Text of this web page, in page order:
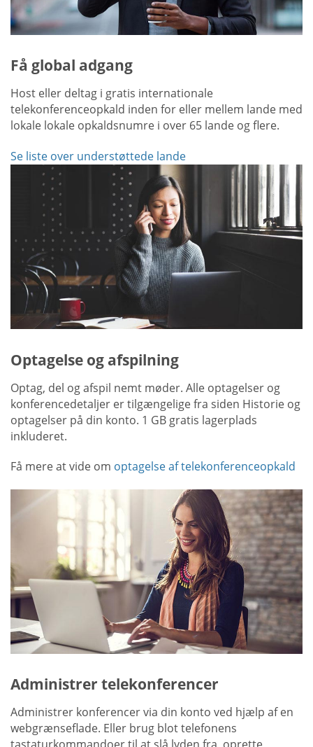
Få global adgang
Host eller deltag i gratis internationale
telekonferenceopkald inden for eller mellem lande med
lokale lokale opkaldsnumre i over 65 lande og flere.
Se liste over understøttede lande
Optagelse og afspilning
Optag, del og afspil nemt møder. Alle optagelser og
konferencedetaljer er tilgængelige fra siden Historie og
optagelser på din konto. 1 GB gratis lagerplads
inkluderet.
Få mere at vide om optagelse af telekonferenceopkald
Administrer telekonferencer
Administrer konferencer via din konto ved hjælp af en
webgrænseflade. Eller brug blot telefonens